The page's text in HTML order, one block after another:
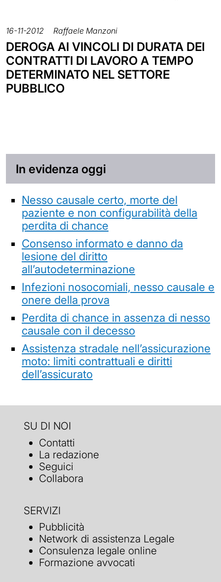
16-11-2012 Raffaele Manzoni
DEROGA AI VINCOLI DI DURATA DEI
CONTRATTI DI LAVORO A TEMPO
DETERMINATO NEL SETTORE
PUBBLICO
In evidenza oggi
Nesso causale certo, morte del
paziente e non configurabilità della
perdita di chance
Consenso informato e danno da
lesione del diritto
all’autodeterminazione
Infezioni nosocomiali, nesso causale e
onere della prova
Perdita di chance in assenza di nesso
causale con il decesso
Assistenza stradale nell’assicurazione
moto: limiti contrattuali e diritti
dell’assicurato
SU DI NOI
Contatti
La redazione
Seguici
Collabora
SERVIZI
Pubblicità
Network di assistenza Legale
Consulenza legale online
Formazione avvocati